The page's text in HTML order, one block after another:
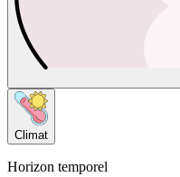
Climat
Horizon temporel